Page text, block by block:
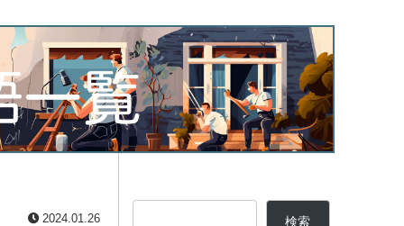
2024.01.26 検索